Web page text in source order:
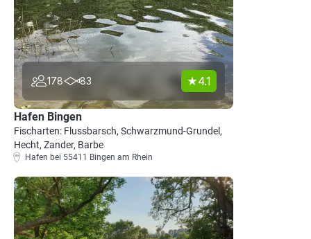
178 83 4.1
Hafen Bingen
Fischarten: Flussbarsch, Schwarzmund-Grundel,
Hecht, Zander, Barbe
Hafen bei 55411 Bingen am Rhein